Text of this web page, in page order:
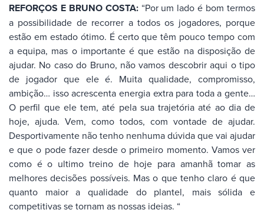
REFORÇOS E BRUNO COSTA: “Por um lado é bom termos
a possibilidade de recorrer a todos os jogadores, porque
estão em estado ótimo. É certo que têm pouco tempo com
a equipa, mas o importante é que estão na disposição de
ajudar. No caso do Bruno, não vamos descobrir aqui o tipo
de jogador que ele é. Muita qualidade, compromisso,
ambição… isso acrescenta energia extra para toda a gente…
O perfil que ele tem, até pela sua trajetória até ao dia de
hoje, ajuda. Vem, como todos, com vontade de ajudar.
Desportivamente não tenho nenhuma dúvida que vai ajudar
e que o pode fazer desde o primeiro momento. Vamos ver
como é o ultimo treino de hoje para amanhã tomar as
melhores decisões possíveis. Mas o que tenho claro é que
quanto maior a qualidade do plantel, mais sólida e
competitivas se tornam as nossas ideias. “